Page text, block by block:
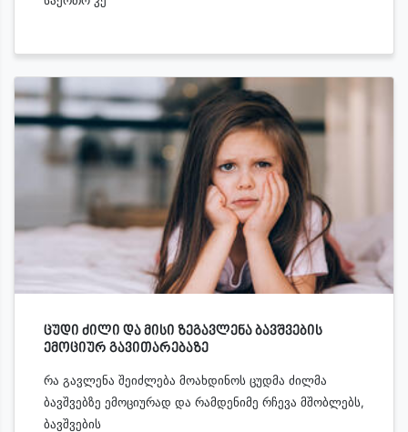
ცუდი ძილი და მისი ზეგავლენა ბავშვების
ემოციურ გავითარებაზე
რა გავლენა შეიძლება მოახდინოს ცუდმა ძილმა
ბავშვებზე ემოციურად და რამდენიმე რჩევა მშობლებს,
ბავშვების